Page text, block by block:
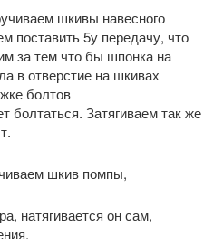
шкивы навесного
поставить 5у передачу, что
за тем что бы шпонка на
в отверстие на шкивах
болтов
болтаться. Затягиваем так же
шкив помпы,
натягивается он сам,